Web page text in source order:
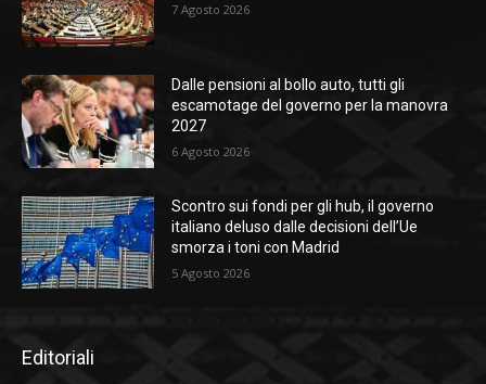
7 Agosto 2026
Dalle pensioni al bollo auto, tutti gli
escamotage del governo per la manovra
2027
6 Agosto 2026
Scontro sui fondi per gli hub, il governo
italiano deluso dalle decisioni dell’Ue
smorza i toni con Madrid
5 Agosto 2026
Editoriali